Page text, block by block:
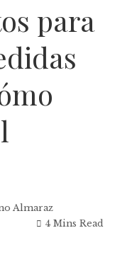
para
Almaraz
4 Mins Read